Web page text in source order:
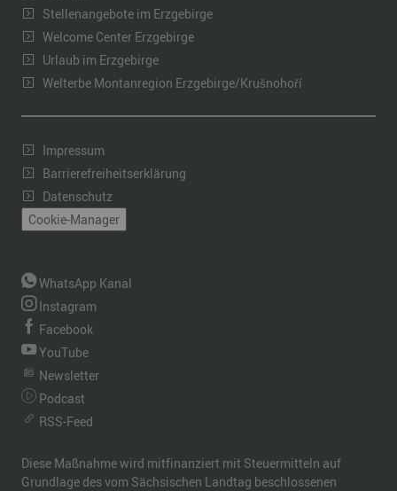
Stellenangebote im Erzgebirge
Welcome Center Erzgebirge
Urlaub im Erzgebirge
Welterbe Montanregion Erzgebirge/Krušnohoří
Impressum
Barrierefreiheitserklärung
Datenschutz
Cookie-Manager
WhatsApp Kanal
Instagram
Facebook
YouTube
Newsletter
Podcast
RSS-Feed
Diese Maßnahme wird mitfinanziert mit Steuermitteln auf
Grundlage des vom Sächsischen Landtag beschlossenen